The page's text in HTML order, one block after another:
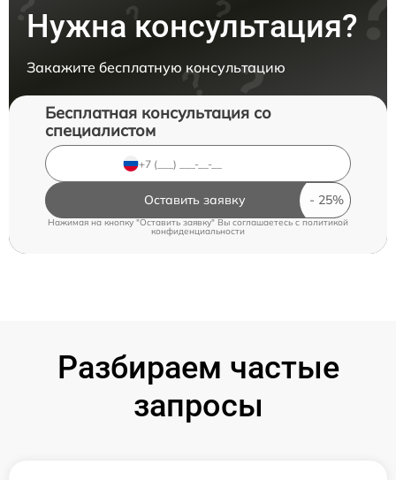
Нужна консультация?
Закажите бесплатную консультацию
Бесплатная консультация со
специалистом
Оставить заявку
Нажимая на кнопку "Оставить заявку" Вы соглашаетесь c политикой
конфиденциальности
Разбираем частые
запросы